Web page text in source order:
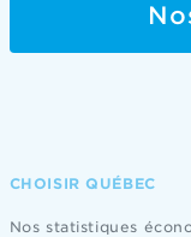
CHOISIR QUÉBEC
Nos statistiques